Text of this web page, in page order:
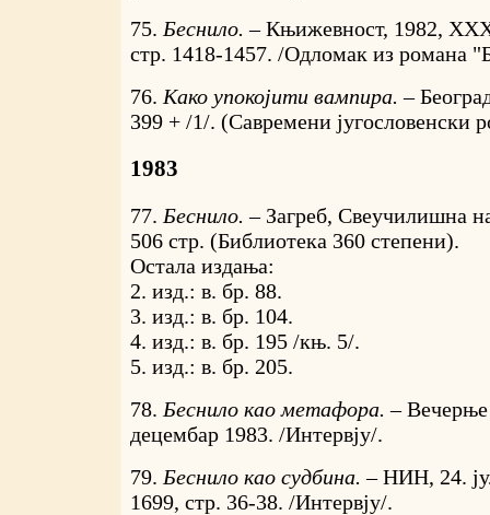
75. Беснило. –Књижевност, 1982,
стр. 1418-1457. /Одломак из романа
76. Како упокојити вампира. –
399 + /1/. (Савремени југословенски
1983
77. Беснило. – Загреб, Свеучилишна
506 стр. (Библиотека 360 степени).
Остала издања:
2. изд.: в. бр. 88.
3. изд.: в. бр. 104.
4. изд.: в. бр. 195 /књ. 5/.
5. изд.: в. бр. 205.
78. Беснило као метафора. –Вечерње
децембар 1983. /Интервју/.
79. Беснило као судбина. –НИН, 24.
1699, стр. 36-38. /Интервју/.